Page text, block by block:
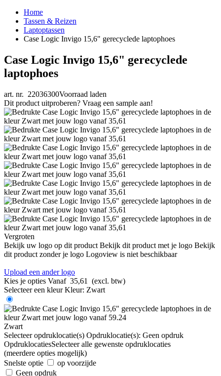
Home
Tassen & Reizen
Laptoptassen
Case Logic Invigo 15,6" gerecyclede laptophoes
Case Logic Invigo 15,6" gerecyclede
laptophoes
art. nr. 22036300Voorraad laden
Dit product uitproberen? Vraag een sample aan!
Vergroten
Bekijk uw logo op dit product Bekijk dit product met je logo Bekijk
dit product zonder je logo Logoview is niet beschikbaar
Upload een ander logo
Kies je opties Vanaf 35,61
(excl. btw)
Selecteer een kleur Kleur: Zwart
Zwart
Selecteer opdruklocatie(s) Opdruklocatie(s): Geen opdruk
OpdruklocatiesSelecteer alle gewenste opdruklocaties
(meerdere opties mogelijk)
Snelste optie
op voorzijde
Geen opdruk